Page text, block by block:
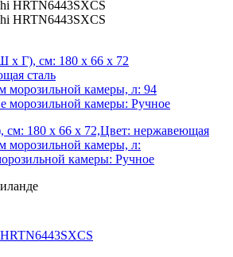
х Г), см: 180 х 66 х 72
сталь
морозильной камеры, л: 94
морозильной камеры: Ручное
180 х 66 х 72,Цвет: нержавеющая
морозильной камеры, л:
камеры: Ручное